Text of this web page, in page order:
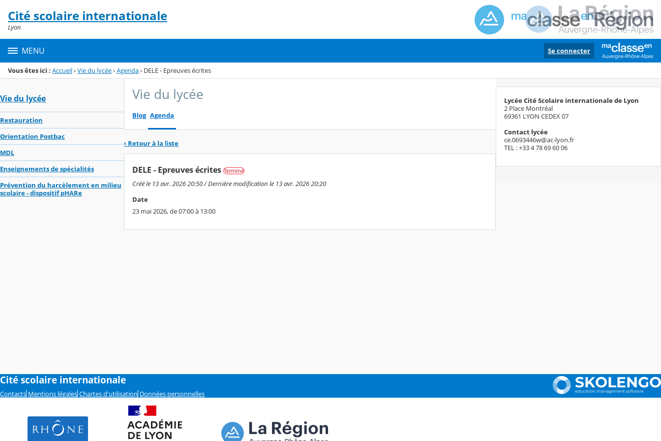
Menu de la rubrique
Contenu
Cité scolaire internationale
Lyon
MENU Se connecter
Vous êtes ici : Accueil›Vie du lycée›Agenda› DELE - Epreuves écrites
Vie du lycée
Restauration
Orientation Postbac
MDL
Enseignements de spécialités
Prévention du harcèlement en milieu
scolaire - dispositif pHARe
Vie du lycée
Blog Agenda
‹ Retour à la liste
DELE - Epreuves écrites Terminé
Créé le 13 avr. 2026 20:50 / Dernière modification le 13 avr. 2026 20:20
Date
23 mai 2026, de 07:00 à 13:00
Lycée Cité Scolaire internationale de Lyon
2 Place Montréal
69361 LYON CEDEX 07
Contact lycée
ce.0693446w@ac-lyon.fr
TEL : +33 4 78 69 60 06
Cité scolaire internationale
Contacts Mentions légales Chartes d'utilisation Données personnelles